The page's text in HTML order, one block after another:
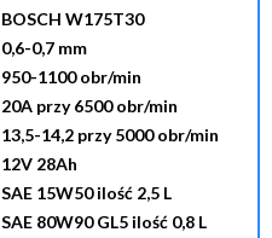
BOSCH W175T30
0,6-0,7 mm
950-1100 obr/min
20A przy 6500 obr/min
13,5-14,2 przy 5000 obr/min
12V 28Ah
SAE 15W50 ilość 2,5 L
SAE 80W90 GL5 ilość 0,8 L